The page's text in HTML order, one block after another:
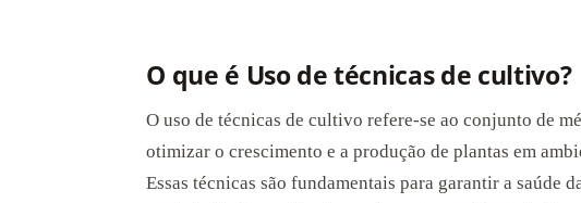
O que é Uso de técnicas de cultivo?
O uso de técnicas de cultivo refere-se ao conjunto de
otimizar o crescimento e a produção de plantas em
Essas técnicas são fundamentais para garantir a saúde